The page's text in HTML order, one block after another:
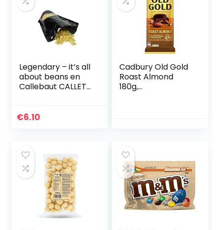
Legendary – it’s all
about beans en
Callebaut CALLETS
druppels pure
chocolademelk en
nog veel meer.
WIT 250 gr
€6.10
Cadbury Old Gold
Roast Almond
180g,
chocolade, pak
van 14